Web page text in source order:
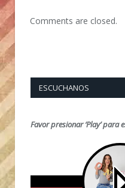
Comments are closed.
ESCUCHANOS
Favor presionar ‘Play’ para